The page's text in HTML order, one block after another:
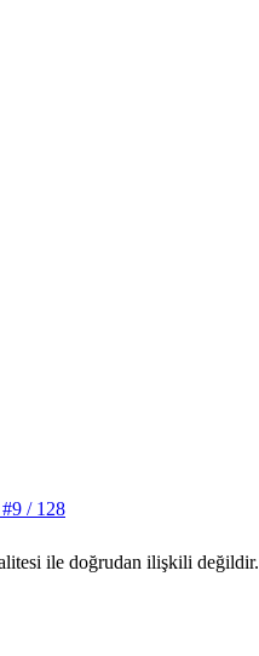
#9 / 128
ile doğrudan ilişkili değildir.